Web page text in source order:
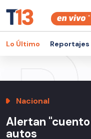
Lo Último
Nacional
Alertan
autos